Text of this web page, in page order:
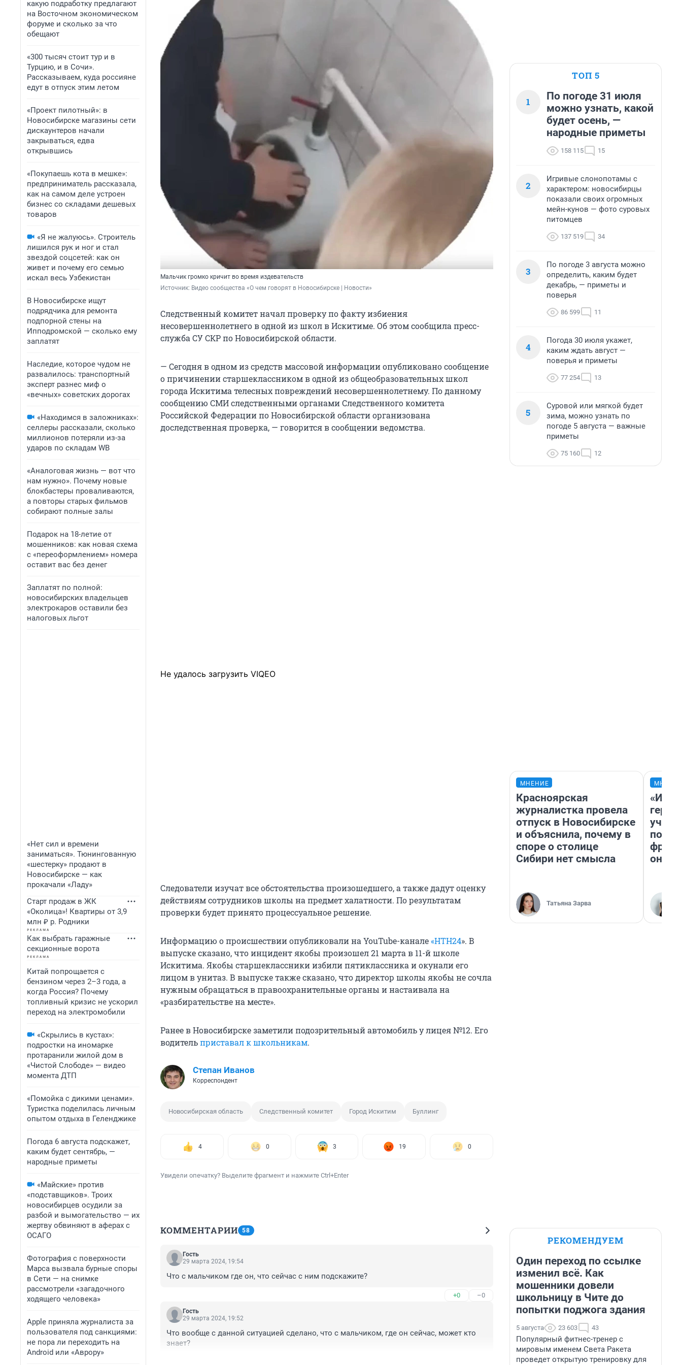
какую подработку предлагают
на Восточном экономическом
форуме и сколько за что
обещают
«300 тысяч стоит тур и в
Турцию, и в Сочи».
Рассказываем, куда россияне
едут в отпуск этим летом
«Проект пилотный»: в
Новосибирске магазины сети
дискаунтеров начали
закрываться, едва
открывшись
«Покупаешь кота в мешке»:
предприниматель рассказала,
как на самом деле устроен
бизнес со складами дешевых
товаров
«Я не жалуюсь». Строитель
лишился рук и ног и стал
звездой соцсетей: как он
живет и почему его семью
искал весь Узбекистан
В Новосибирске ищут
подрядчика для ремонта
подпорной стены на
Ипподромской — сколько ему
заплатят
Наследие, которое чудом не
развалилось: транспортный
эксперт разнес миф о
«вечных» советских дорогах
«Находимся в заложниках»:
селлеры рассказали, сколько
миллионов потеряли из-за
ударов по складам WB
«Аналоговая жизнь — вот что
нам нужно». Почему новые
блокбастеры проваливаются,
а повторы старых фильмов
собирают полные залы
Подарок на 18-летие от
мошенников: как новая схема
с «переоформлением» номера
оставит вас без денег
Заплатят по полной:
новосибирских владельцев
электрокаров оставили без
налоговых льгот
«Нет сил и времени
заниматься». Тюнингованную
«шестерку» продают в
Новосибирске — как
прокачали «Ладу»
Старт продаж в ЖК
«Околица»! Квартиры от 3,9
млн ₽ р. Родники
Как выбрать гаражные
секционные ворота
Китай попрощается с
бензином через 2–3 года, а
когда Россия? Почему
топливный кризис не ускорил
переход на электромобили
«Скрылись в кустах»:
подростки на иномарке
протаранили жилой дом в
«Чистой Слободе» — видео
момента ДТП
«Помойка с дикими ценами».
Туристка поделилась личным
опытом отдыха в Геленджике
Погода 6 августа подскажет,
каким будет сентябрь, —
народные приметы
«Майские» против
«подставщиков». Троих
новосибирцев осудили за
разбой и вымогательство — их
жертву обвиняют в аферах с
ОСАГО
Фотография с поверхности
Марса вызвала бурные споры
в Сети — на снимке
рассмотрели «загадочного
ходящего человека»
Apple приняла журналиста за
пользователя под санкциями:
не пора ли переходить на
Android или «Аврору»
Мальчик громко кричит во время издевательств
Источник: Видео сообщества «О чем говорят в Новосибирске | Новости»
Следственный комитет начал проверку по факту избиения
несовершеннолетнего в одной из школ в Искитиме. Об этом сообщила пресс-
служба СУ СКР по Новосибирской области.
— Сегодня в одном из средств массовой информации опубликовано сообщение
о причинении старшеклассником в одной из общеобразовательных школ
города Искитима телесных повреждений несовершеннолетнему. По данному
сообщению СМИ следственными органами Следственного комитета
Российской Федерации по Новосибирской области организована
доследственная проверка, — говорится в сообщении ведомства.
Не удалось загрузить VIQEO
Следователи изучат все обстоятельства произошедшего, а также дадут оценку
действиям сотрудников школы на предмет халатности. По результатам
проверки будет принято процессуальное решение.
Информацию о происшествии опубликовали на YouTube-канале«НТН24». В
выпуске сказано, что инцидент якобы произошел 21 марта в 11-й школе
Искитима. Якобы старшеклассники избили пятиклассника и окунали его
лицом в унитаз. В выпуске также сказано, что директор школы якобы не сочла
нужным обращаться в правоохранительные органы и настаивала на
«разбирательстве на месте».
Ранее в Новосибирске заметили подозрительный автомобиль у лицея №12. Его
водительприставал к школьникам.
Степан Иванов
Корреспондент
Новосибирская область Следственный комитет Город Искитим Буллинг
4 0 3 19 0
Увидели опечатку? Выделите фрагмент и нажмите Ctrl+Enter
КОММЕНТАРИИ 58
Гость
29 марта 2024, 19:54
Что с мальчиком где он, что сейчас с ним подскажите?
+0 –0
Гость
29 марта 2024, 19:52
Что вообще с данной ситуацией сделано, что с мальчиком, где он сейчас, может кто
знает?
ТОП 5
1
По погоде 31 июля
можно узнать, какой
будет осень, —
народные приметы
158 115 15
2
Игривые слонопотамы с
характером: новосибирцы
показали своих огромных
мейн-кунов — фото суровых
питомцев
137 519 34
3
По погоде 3 августа можно
определить, каким будет
декабрь, — приметы и
поверья
86 599 11
4
Погода 30 июля укажет,
каким ждать август —
поверья и приметы
77 254 13
5
Суровой или мягкой будет
зима, можно узнать по
погоде 5 августа — важные
приметы
75 160 12
МНЕНИЕ
Красноярская
журналистка провела
отпуск в Новосибирске
и объяснила, почему в
споре о столице
Сибири нет смысла
Татьяна Зарва
учит
она
РЕКОМЕНДУЕМ
Один переход по ссылке
изменил всё. Как
мошенники довели
школьницу в Чите до
попытки поджога здания
5 августа 23 603 43
Популярный фитнес-тренер с
мировым именем Света Ракета
проведет открытую тренировку для